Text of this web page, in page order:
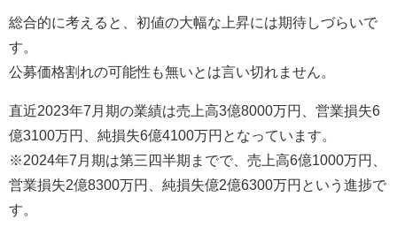
総合的に考えると、初値の大幅な上昇には期待しづらいで
す。
公募価格割れの可能性も無いとは言い切れません。
直近2023年7月期の業績は売上高3億8000万円、営業損失6
億3100万円、純損失6億4100万円となっています。
※2024年7月期は第三四半期までで、売上高6億1000万円、
営業損失2億8300万円、純損失億2億6300万円という進捗で
す。